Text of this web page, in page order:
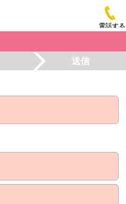
電話する
送信